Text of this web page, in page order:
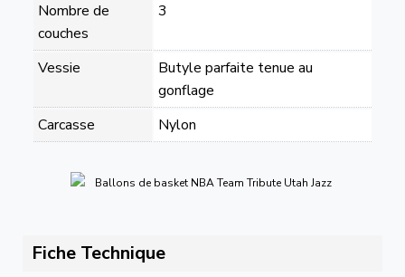
Nombre de
couches
3
Vessie
Butyle parfaite tenue au
gonflage
Carcasse
Nylon
Fiche Technique